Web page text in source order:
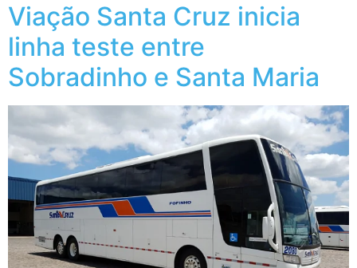
Viação Santa Cruz inicia
linha teste entre
Sobradinho e Santa Maria